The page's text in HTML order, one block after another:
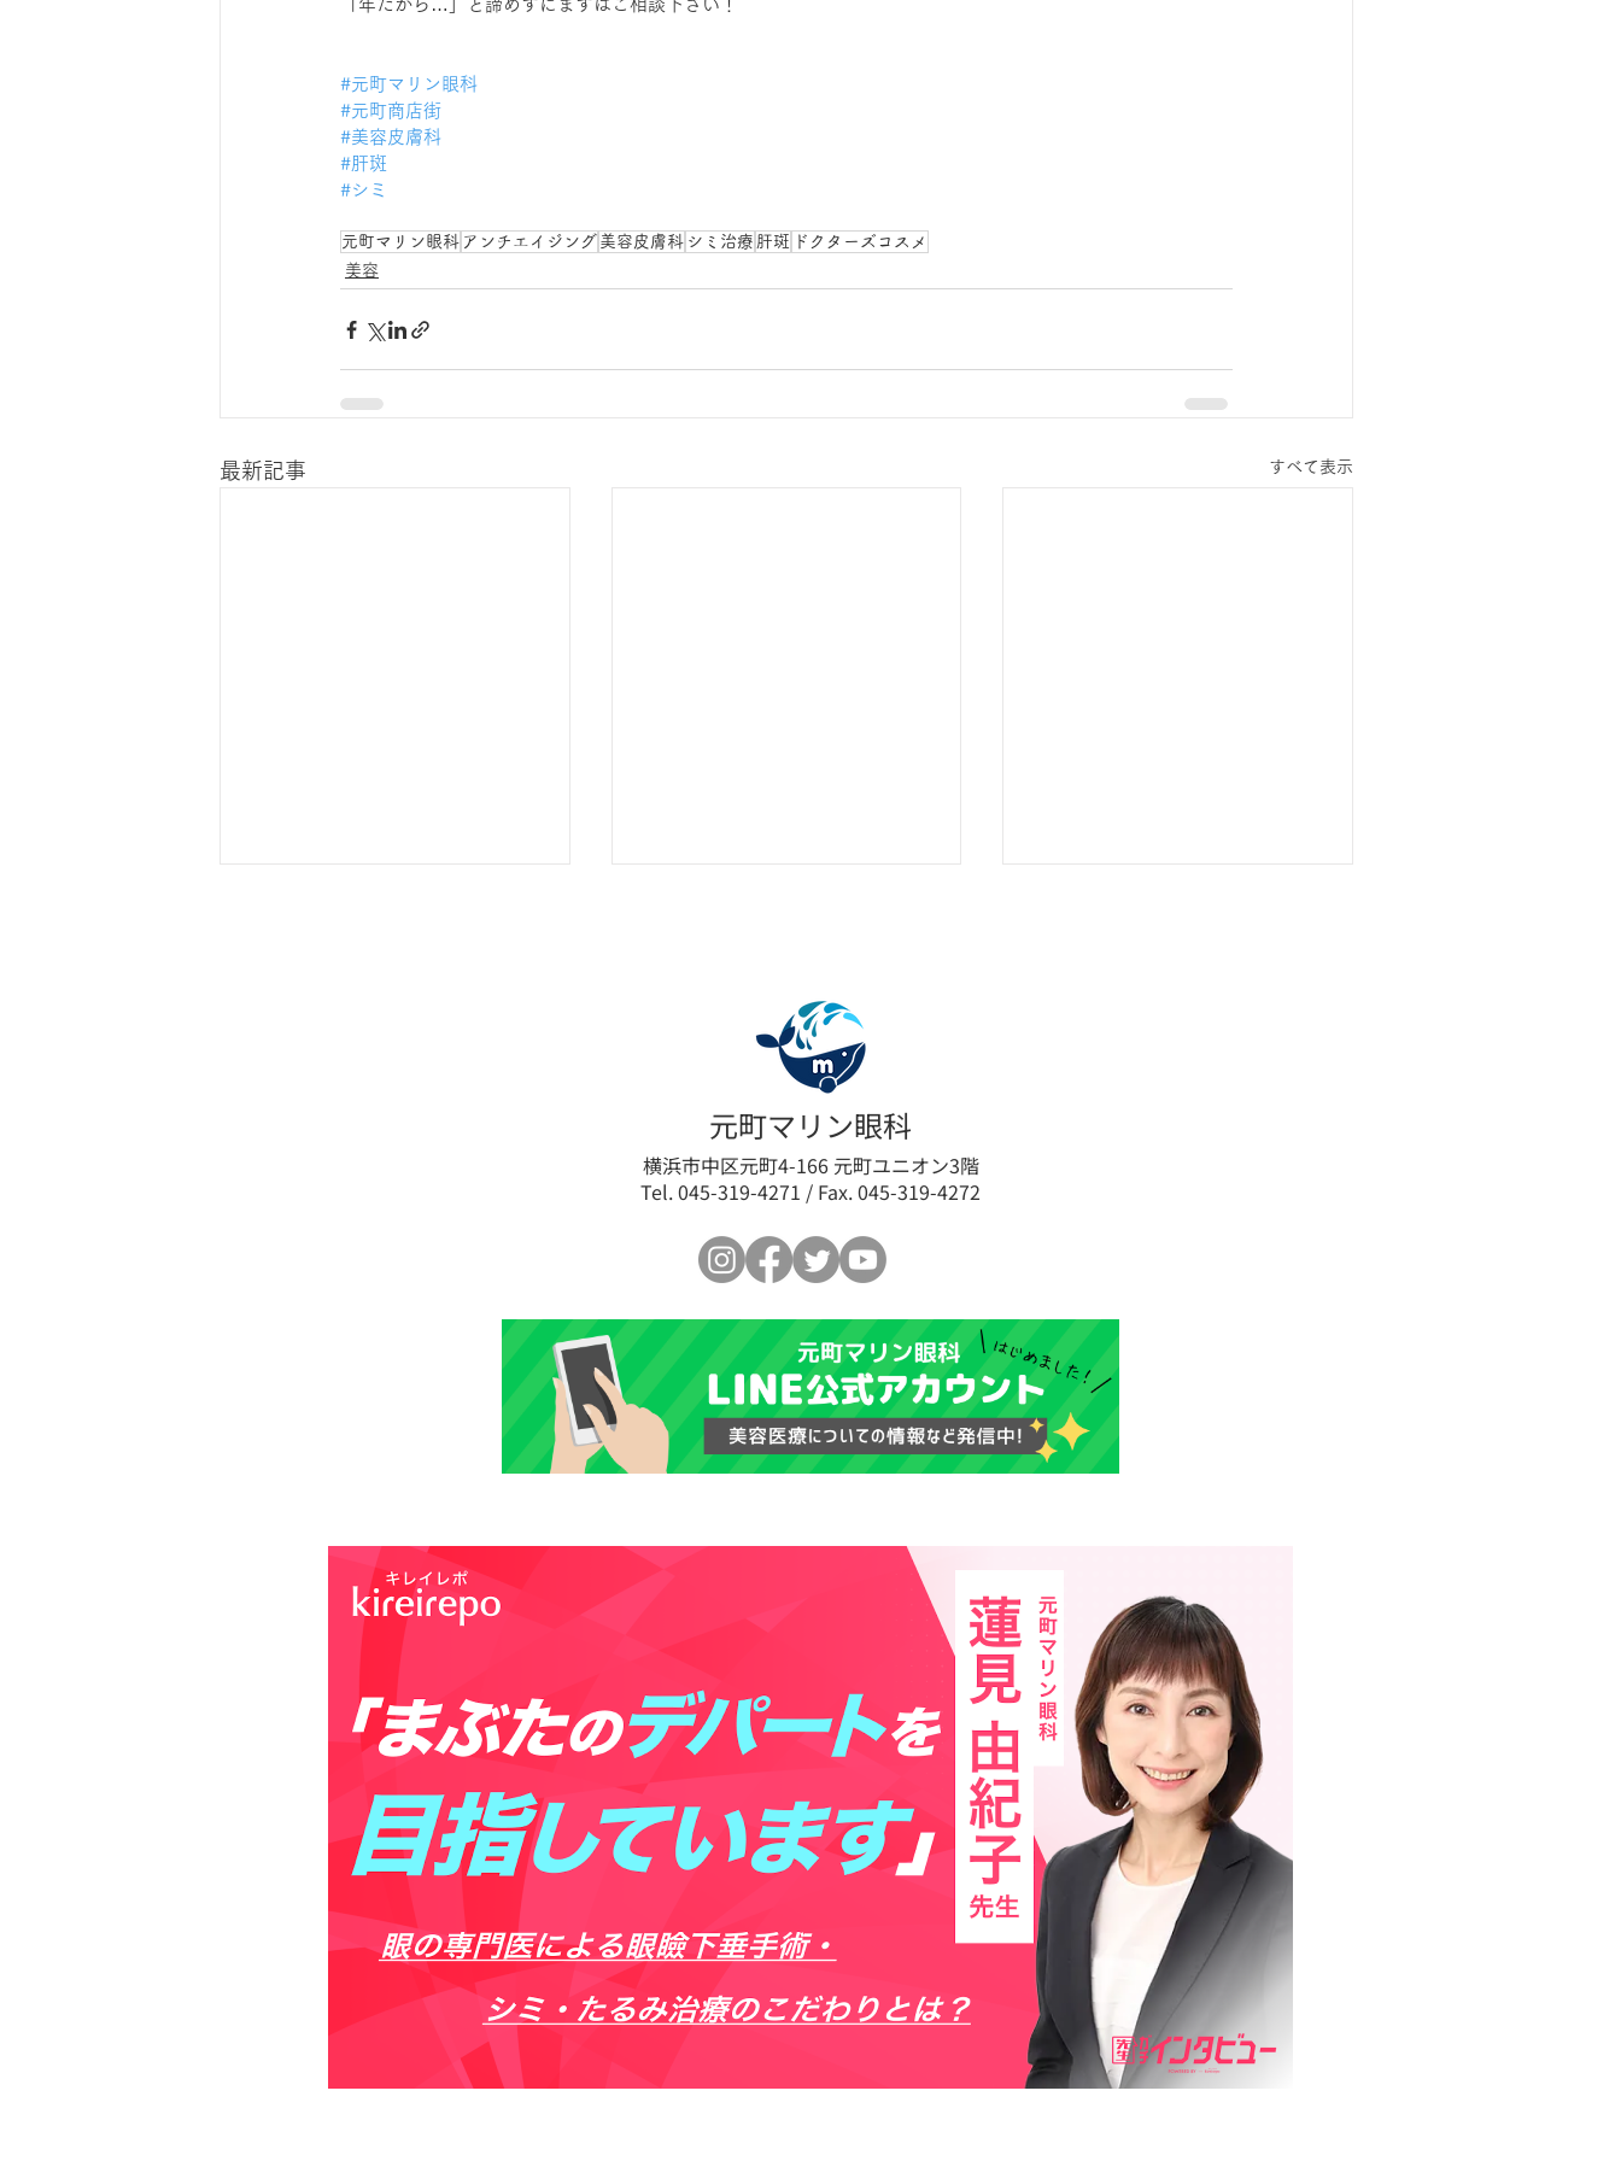
「年だから…」と諦めずにまずはご相談下さい！
#元町マリン眼科
#元町商店街
#美容皮膚科
#肝斑
#シミ
元町マリン眼科 アンチエイジング 美容皮膚科 シミ治療 肝斑
ドクターズコスメ
美容
最新記事 すべて表示
【新導入】目元専用スキンブ
ースター「リジュランi」—
導入記念モニター価格のご案
元町マリン眼科
横浜市中区元町4-166 元町ユニオン3階
Tel. 045-319-4271 / Fax. 045-319-4272